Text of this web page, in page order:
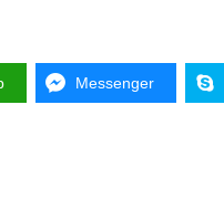
Messenger